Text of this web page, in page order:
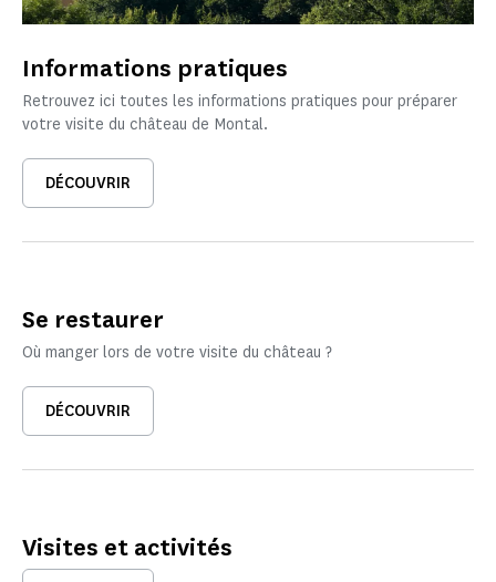
Informations pratiques
Retrouvez ici toutes les informations pratiques pour préparer
votre visite du château de Montal.
DÉCOUVRIR
Se restaurer
Où manger lors de votre visite du château ?
DÉCOUVRIR
Visites et activités